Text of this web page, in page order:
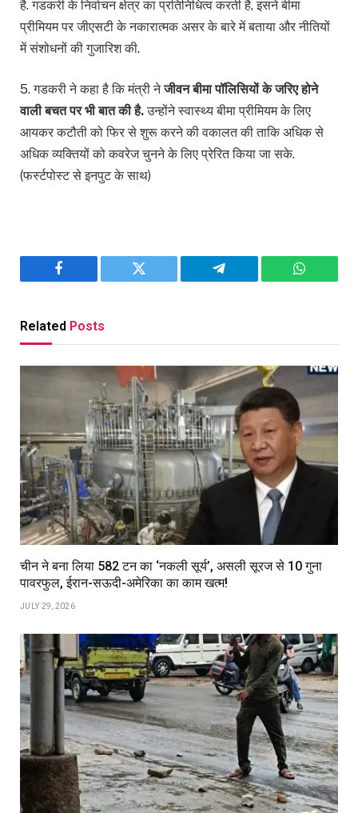
है. गडकरी के निर्वाचन क्षेत्र का प्रतिनिधित्व करती है, इसने बीमा
प्रीमियम पर जीएसटी के नकारात्मक असर के बारे में बताया और नीतियों
में संशोधनों की गुजारिश की.
5. गडकरी ने कहा है कि मंत्री नेजीवन बीमा पॉलिसियों के जरिए होने
वाली बचत पर भी बात की है.उन्होंने स्वास्थ्य बीमा प्रीमियम के लिए
आयकर कटौती को फिर से शुरू करने की वकालत की ताकि अधिक से
अधिक व्यक्तियों को कवरेज चुनने के लिए प्रेरित किया जा सके.
(फर्स्टपोस्ट से इनपुट के साथ)
Facebook Twitter Telegram
Related Posts
चीन ने बना लिया 582 टन का ‘नकली सूर्य’, असली सूरज से 10 गुना
पावरफुल, ईरान-सऊदी-अमेरिका का काम खत्म!
JULY 29, 2026